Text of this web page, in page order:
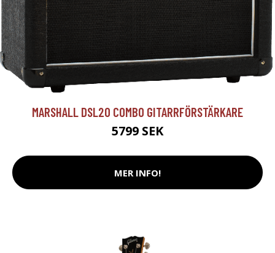
MARSHALL DSL20 COMBO GITARRFÖRSTÄRKARE
5799 SEK
MER INFO!